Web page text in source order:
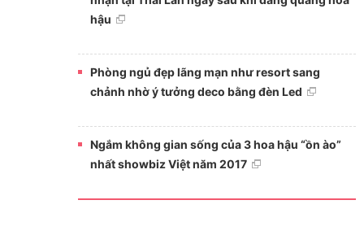
hậu
Phòng ngủ đẹp lãng mạn như resort sang
chảnh nhờ ý tưởng deco bằng đèn Led
Ngắm không gian sống của 3 hoa hậu “ồn ào”
nhất showbiz Việt năm 2017